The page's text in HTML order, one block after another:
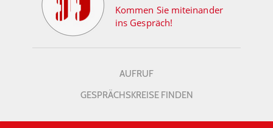
Kommen Sie miteinander
ins Gespräch!
AUFRUF
GESPRÄCHSKREISE FINDEN